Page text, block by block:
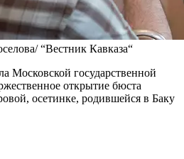
“Вестник Кавказа“
Московской государственной
открытие бюста
осетинке, родившейся в Баку